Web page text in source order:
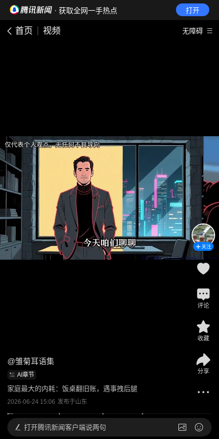
· 获取全网一手热点 打开
首页 视频 无障碍
@雏菊耳语集
AI章节
家庭最大的内耗：饭桌翻旧账，遇事拽后腿
2026-06-24 15:06 发布于山东
关注
评论
收藏
分享
打开腾讯新闻客户端说两句